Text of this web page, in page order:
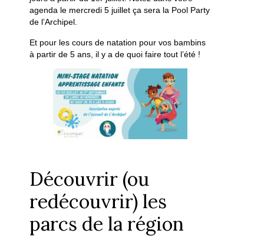
agenda le mercredi 5 juillet ça sera la Pool Party
de l’Archipel.
Et pour les cours de natation pour vos bambins
à partir de 5 ans, il y a de quoi faire tout l’été !
Découvrir (ou
redécouvrir) les
parcs de la région